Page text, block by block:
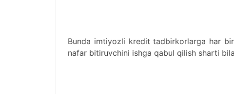
Bunda imtiyozli kredit tadbirkorlarga har bir
nafar bitiruvchini ishga qabul qilish sharti